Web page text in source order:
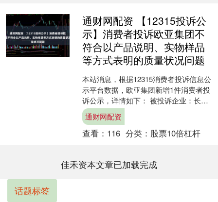
通财网配资 【12315投诉公
示】消费者投诉欧亚集团不
符合以产品说明、实物样品
等方式表明的质量状况问题
本站消息，根据12315消费者投诉信息公
示平台数据，欧亚集团新增1件消费者投
诉公示，详情如下： 被投诉企业：长春
欧亚集团股份有限公司欧亚商都投诉基
本信息：202....
通财网配资
查看： 116 分类： 股票10倍杠杆
佳禾资本文章已加载完成
话题标签